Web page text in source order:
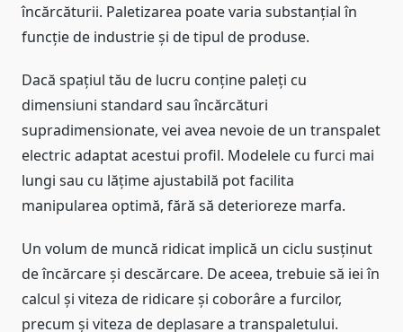
încărcăturii. Paletizarea poate varia substanțial în
funcție de industrie și de tipul de produse.
Dacă spațiul tău de lucru conține paleți cu
dimensiuni standard sau încărcături
supradimensionate, vei avea nevoie de un transpalet
electric adaptat acestui profil. Modelele cu furci mai
lungi sau cu lățime ajustabilă pot facilita
manipularea optimă, fără să deterioreze marfa.
Un volum de muncă ridicat implică un ciclu susținut
de încărcare și descărcare. De aceea, trebuie să iei în
calcul și viteza de ridicare și coborâre a furcilor,
precum și viteza de deplasare a transpaletului.